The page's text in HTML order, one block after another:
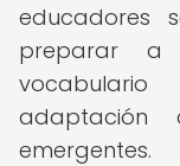
educadores
preparar a
adaptación
emergentes.